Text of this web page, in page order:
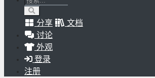
分享
文档
讨论
外观
登录
注册